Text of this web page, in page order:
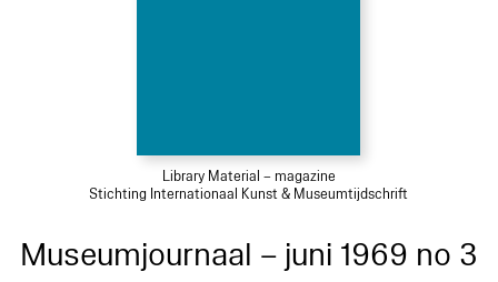
Library Material – magazine
Stichting Internationaal Kunst & Museumtijdschrift
Museumjournaal – juni 1969 no 3